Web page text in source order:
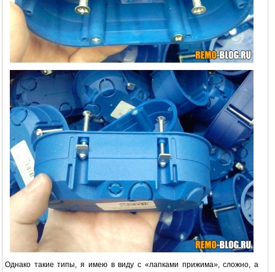
Однако такие типы, я имею в виду с «лапками прижима», сложно, а